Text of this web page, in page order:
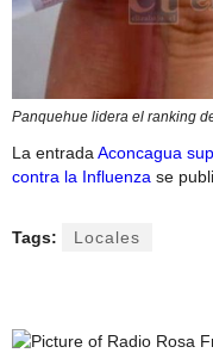
Panquehue lidera el ranking
La entrada Aconcagua
contra la Influenza se
Tags: Locales